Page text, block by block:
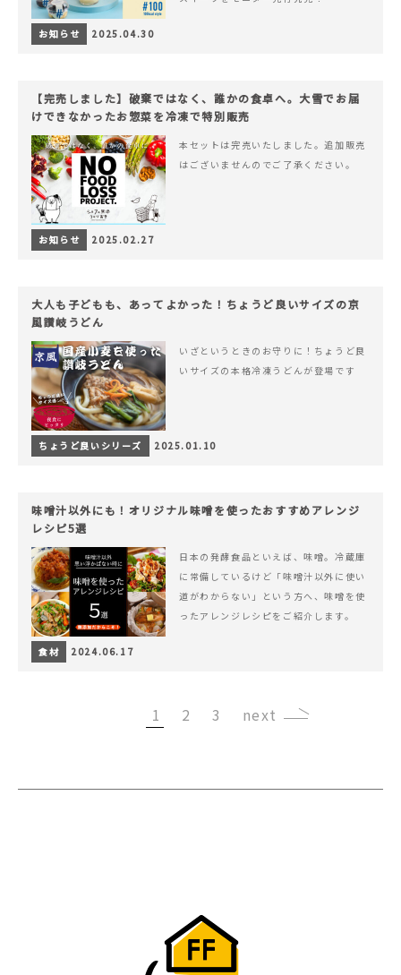
お知らせ 2025.04.30
【完売しました】破棄ではなく、誰かの食卓へ。大雪でお届
けできなかったお惣菜を冷凍で特別販売
本セットは完売いたしました。追加販売
はございませんのでご了承ください。
お知らせ 2025.02.27
大人も子どもも、あってよかった！ちょうど良いサイズの京
風讃岐うどん
いざというときのお守りに！ちょうど良
いサイズの本格冷凍うどんが登場です
ちょうど良いシリーズ 2025.01.10
味噌汁以外にも！オリジナル味噌を使ったおすすめアレンジ
レシピ5選
日本の発酵食品といえば、味噌。冷蔵庫
に常備しているけど「味噌汁以外に使い
道がわからない」という方へ、味噌を使
ったアレンジレシピをご紹介します。
食材 2024.06.17
1 2 3 ›